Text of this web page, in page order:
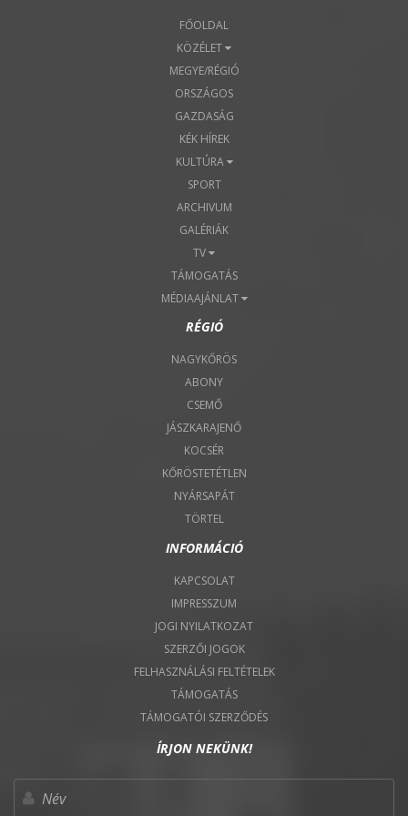
FŐOLDAL
KÖZÉLET
MEGYE/RÉGIÓ
ORSZÁGOS
GAZDASÁG
KÉK HÍREK
KULTÚRA
SPORT
ARCHIVUM
GALÉRIÁK
TV
TÁMOGATÁS
MÉDIAAJÁNLAT
RÉGIÓ
NAGYKŐRÖS
ABONY
CSEMŐ
JÁSZKARAJENŐ
KOCSÉR
KŐRÖSTETÉTLEN
NYÁRSAPÁT
TÖRTEL
INFORMÁCIÓ
KAPCSOLAT
IMPRESSZUM
JOGI NYILATKOZAT
SZERZŐI JOGOK
FELHASZNÁLÁSI FELTÉTELEK
TÁMOGATÁS
TÁMOGATÓI SZERZŐDÉS
ÍRJON NEKÜNK!